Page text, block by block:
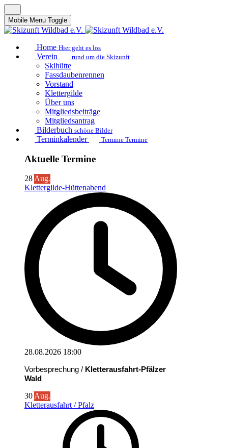
Mobile Menu Toggle
Home Hier geht es los
Verein rund um die Skizunft
Skihütte
Fassdaubenrennen
Vorstand
Klettergilde
Über uns
Mitgliedsbeiträge
Mitgliedsantrag
Bilderbuch schöne Bilder
Terminkalender Termine Termine
Aktuelle Termine
28Aug.
Klettergilde-Hüttenabend
28.08.2026 18:00
Vorbesprechung / Kletterausfahrt-Pfälzer
Wald
30Aug.
Kletterausfahrt / Pfalz